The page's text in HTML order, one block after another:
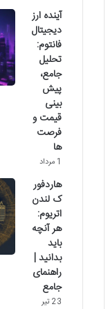
آینده ارز
دیجیتال
فانتوم:
تحلیل
جامع،
پیش
بینی
قیمت و
فرصت
ها
1 مرداد
هاردفور
ک لندن
اتریوم:
هر آنچه
باید
بدانید |
راهنمای
جامع
23 تیر